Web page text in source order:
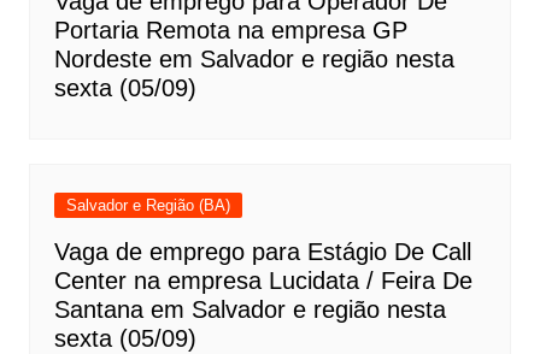
Portaria Remota na empresa GP
Nordeste em Salvador e região nesta
sexta (05/09)
Salvador e Região (BA)
Vaga de emprego para Estágio De Call
Center na empresa Lucidata / Feira De
Santana em Salvador e região nesta
sexta (05/09)